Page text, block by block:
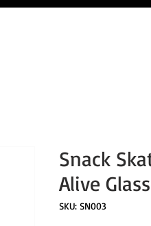
Snack
Alive
SKU: SN003